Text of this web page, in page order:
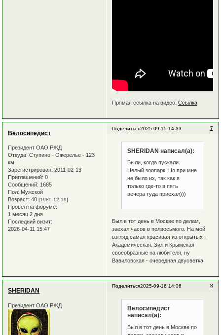
Прямая ссылка на видео: Ссылка
Поделиться 7
2025-09-15 14:33
Велосипедист
Президент ОАО РЖД
Откуда: Ступино - Ожерелье - 123
км
Зарегистрирован: 2011-02-13
Приглашений: 0
Сообщений: 1685
Пол: Мужской
Возраст: 40[1985-12-19]
Провел на форуме:
1 месяц 2 дня
Последний визит:
2026-04-11 15:47
SHERIDAN написал(а):
Были, когда пускали.
Целый зоопарк. Но при мне
не было их, так как я
только где-то в пять
вечера туда приехал)))
Был в тот день в Москве по делам,
заехал часов в полвосьмого. На мой
взгляд самая красивая из открытых -
Академическая. Зил и Крымская
своеобразные на любителя, ну
Вавиловская - очередная двусветка.
Поделиться 8
2025-09-16 14:06
SHERIDAN
Президент ОАО РЖД
Велосипедист
написал(а):
Был в тот день в Москве по